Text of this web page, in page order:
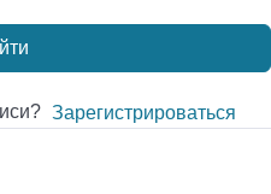
Зарегистрироваться